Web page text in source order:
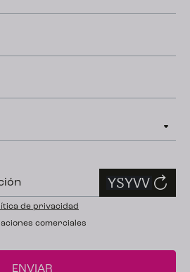
de privacidad
comerciales